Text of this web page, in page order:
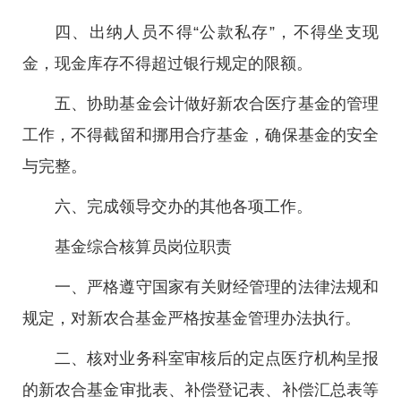
四、出纳人员不得“公款私存”，不得坐支现
金，现金库存不得超过银行规定的限额。
五、协助基金会计做好新农合医疗基金的管理
工作，不得截留和挪用合疗基金，确保基金的安全
与完整。
六、完成领导交办的其他各项工作。
基金综合核算员岗位职责
一、严格遵守国家有关财经管理的法律法规和
规定，对新农合基金严格按基金管理办法执行。
二、核对业务科室审核后的定点医疗机构呈报
的新农合基金审批表、补偿登记表、补偿汇总表等